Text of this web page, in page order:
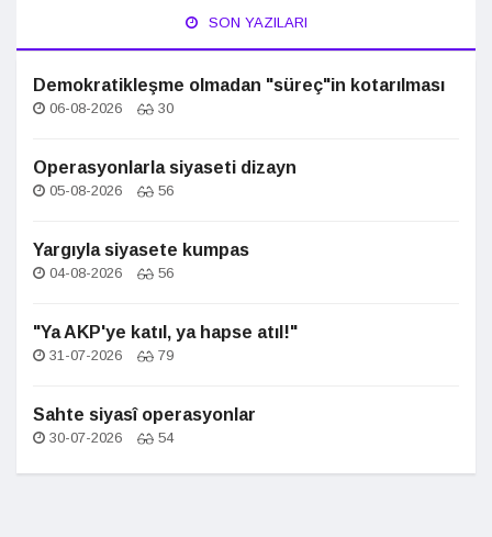
SON YAZILARI
Demokratikleşme olmadan "süreç"in kotarılması
06-08-2026 30
Operasyonlarla siyaseti dizayn
05-08-2026 56
Yargıyla siyasete kumpas
04-08-2026 56
"Ya AKP'ye katıl, ya hapse atıl!"
31-07-2026 79
Sahte siyasî operasyonlar
30-07-2026 54